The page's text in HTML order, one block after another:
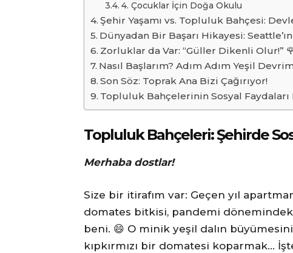
4. Çocuklar İçin Doğa Okulu
Şehir Yaşamı vs. Topluluk Bahçesi:
Dünyadan Bir Başarı Hikayesi:
Zorluklar da Var: “Güller Dikenli Olur!”
Nasıl Başlarım? Adım Adım Yeşil
Son Söz: Toprak Ana Bizi Çağırıyor!
Topluluk Bahçelerinin Sosyal Faydaları
Topluluk Bahçeleri: Şehirde
Merhaba dostlar!
Size bir itirafım var: Geçen yıl
domates bitkisi, pandemi
beni. 😄 O minik yeşil dalın
kıpkırmızı bir domatesi koparmak…